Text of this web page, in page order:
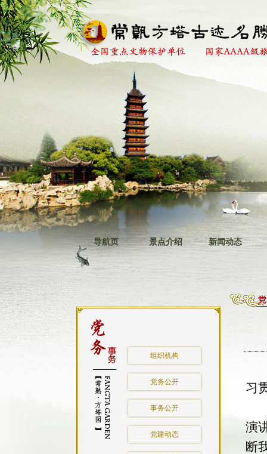
导航页 景点介绍 新闻动态
组织机构
党务公开
事务公开
党建动态
习
演
断